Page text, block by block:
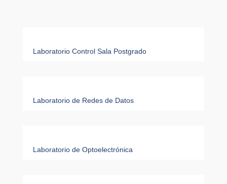
Laboratorio Control Sala Postgrado
Laboratorio de Redes de Datos
Laboratorio de Optoelectrónica